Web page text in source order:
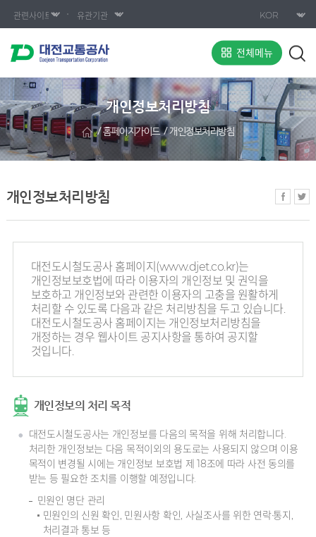
전체메뉴
개인정보처리방침
홈페이지가이드 개인정보처리방침
개인정보처리방침
대전도시철도공사 홈페이지(www.djet.co.kr)는
개인정보보호법에 따라 이용자의 개인정보 및 권익을
보호하고 개인정보와 관련한 이용자의 고충을 원활하게
처리할 수 있도록 다음과 같은 처리방침을 두고 있습니다.
대전도시철도공사 홈페이지는 개인정보처리방침을
개정하는 경우 웹사이트 공지사항을 통하여 공지할
것입니다.
개인정보의 처리 목적
대전도시철도공사는 개인정보를 다음의 목적을 위해 처리합니다.
처리한 개인정보는 다음 목적이외의 용도로는 사용되지 않으며 이용
목적이 변경될 시에는 개인정보 보호법 제 18조에 따라 사전 동의를
받는 등 필요한 조치를 이행할 예정입니다.
민원인 명단 관리
민원인의 신원 확인, 민원사항 확인, 사실조사를 위한 연락·통지,
처리결과 통보 등